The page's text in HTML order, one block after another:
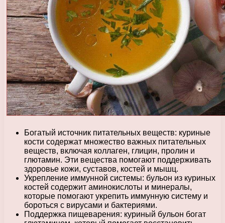
Богатый источник питательных веществ: куриные
кости содержат множество важных питательных
веществ, включая коллаген, глицин, пролин и
глютамин. Эти вещества помогают поддерживать
здоровье кожи, суставов, костей и мышц.
Укрепление иммунной системы: бульон из куриных
костей содержит аминокислоты и минералы,
которые помогают укрепить иммунную систему и
бороться с вирусами и бактериями.
Поддержка пищеварения: куриный бульон богат